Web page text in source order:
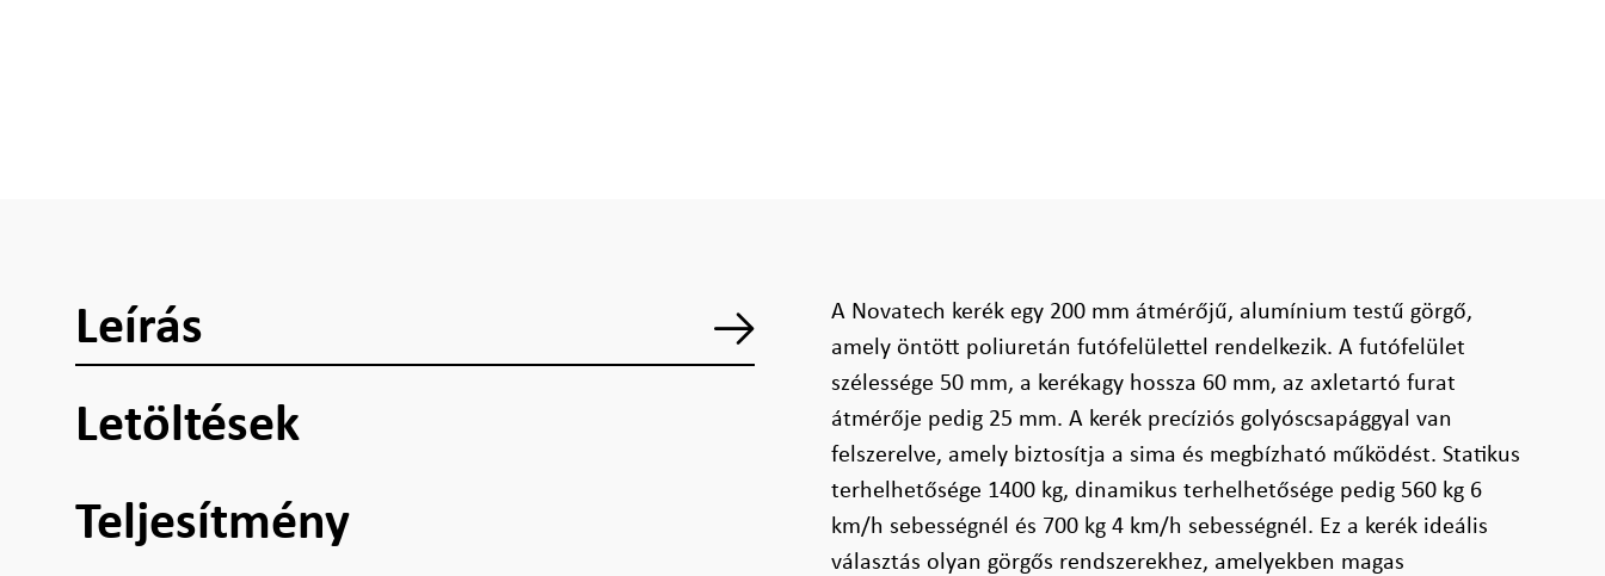
Leírás
Letöltések
Teljesítmény
A Novatech kerék egy 200 mm átmérőjű, alumínium testű görgő,
amely öntött poliuretán futófelülettel rendelkezik. A futófelület
szélessége 50 mm, a kerékagy hossza 60 mm, az axletartó furat
átmérője pedig 25 mm. A kerék precíziós golyóscsapággyal van
felszerelve, amely biztosítja a sima és megbízható működést. Statikus
terhelhetősége 1400 kg, dinamikus terhelhetősége pedig 560 kg 6
km/h sebességnél és 700 kg 4 km/h sebességnél. Ez a kerék ideális
választás olyan görgős rendszerekhez, amelyekben magas